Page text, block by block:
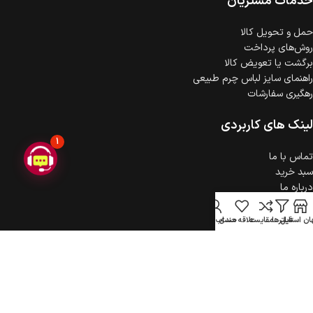
حمل‌ و تحویل کالا
روش‌های پرداخت
برگشت یا تعویض کالا
راهنمای سایز لباس چرم طبیعی
رهگیری سفارشات
لینک های کاربردی
تماس با ما
سبد خرید
درباره ما
حریم خصوصی
ثبت شکایت
استایل
فیلترهامقایسهعلاقه مندیحساب کاربری
1